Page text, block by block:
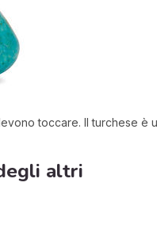
toccare. Il turchese è
altri